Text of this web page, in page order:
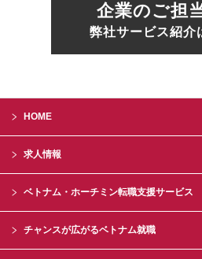
企業のご担
弊社サービス紹介
HOME
求人情報
ベトナム・ホーチミン転職支援サービス
チャンスが広がるベトナム就職